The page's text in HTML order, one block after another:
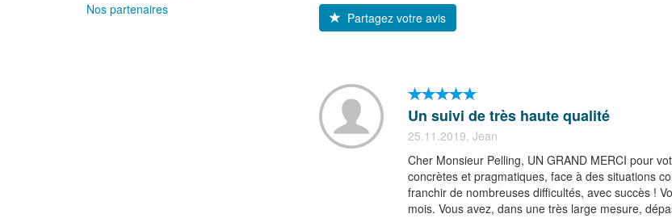
Nos partenaires
Partagez votre avis
Un suivi de très haute qualité
25.11.2019, Jean
Cher Monsieur Pelling, UN GRAND MERCI pour
concrètes et pragmatiques, face à des situations
franchir de nombreuses difficultés, avec succès !
mois. Vous avez, dans une très large mesure,